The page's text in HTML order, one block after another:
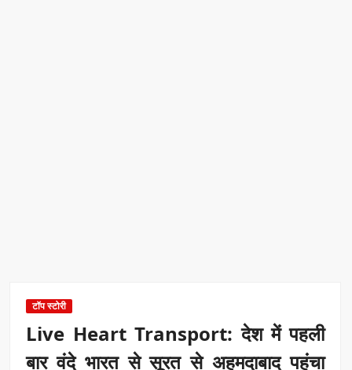
टॉप स्टोरी
Live Heart Transport: देश में पहली
बार वंदे भारत से सूरत से अहमदाबाद पहुंचा